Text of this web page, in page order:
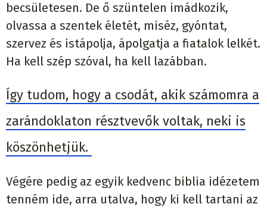
becsületesen. De ő szüntelen imádkozik,
olvassa a szentek életét, miséz, gyóntat,
szervez és istápolja, ápolgatja a fiatalok lelkét.
Ha kell szép szóval, ha kell lazábban.
Így tudom, hogy a csodát, akik számomra a
zarándoklaton résztvevők voltak, neki is
köszönhetjük.
Végére pedig az egyik kedvenc biblia idézetem
tenném ide, arra utalva, hogy ki kell tartani az